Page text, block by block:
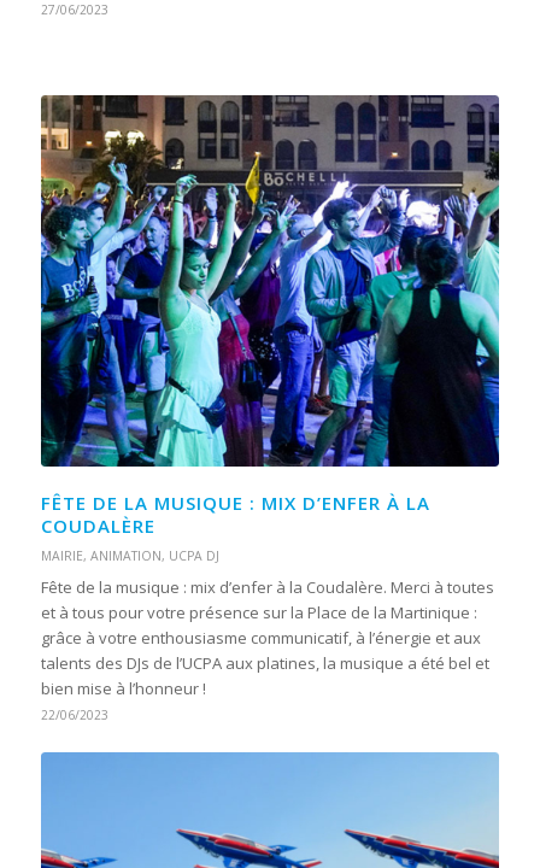
27/06/2023
FÊTE DE LA MUSIQUE : MIX D’ENFER À LA
COUDALÈRE
MAIRIE, ANIMATION, UCPA DJ
Fête de la musique : mix d’enfer à la Coudalère. Merci à toutes
et à tous pour votre présence sur la Place de la Martinique :
grâce à votre enthousiasme communicatif, à l’énergie et aux
talents des DJs de l’UCPA aux platines, la musique a été bel et
bien mise à l’honneur !
22/06/2023